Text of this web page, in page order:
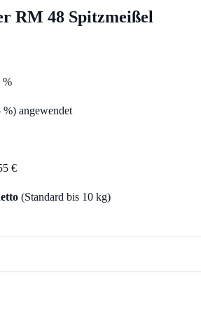
RM 48 Spitzmeißel
%
%) angewendet
€
(Standard bis 10 kg)